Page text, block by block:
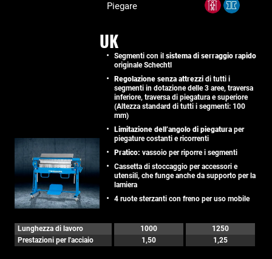
Piegare
UK
Segmenti con il sistema di serraggio rapido
originale Schechtl
Regolazione senza attrezzi di tutti i
segmenti in dotazione delle 3 aree, traversa
inferiore, traversa di piegatura e superiore
(Altezza standard di tutti i segmenti: 100
mm)
Limitazione dell’angolo di piegatura per
piegature costanti e ricorrenti
Pratico: vassoio per riporre i segmenti
Cassetta di stoccaggio per accessori e
utensili, che funge anche da supporto per la
lamiera
4 ruote sterzanti con freno per uso mobile
Lunghezza di lavoro 1000
1250
Prestazioni per l'acciaio
1,50 1,25